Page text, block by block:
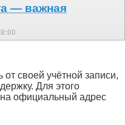
— важная
своей учётной записи,
Для этого
официальный адрес